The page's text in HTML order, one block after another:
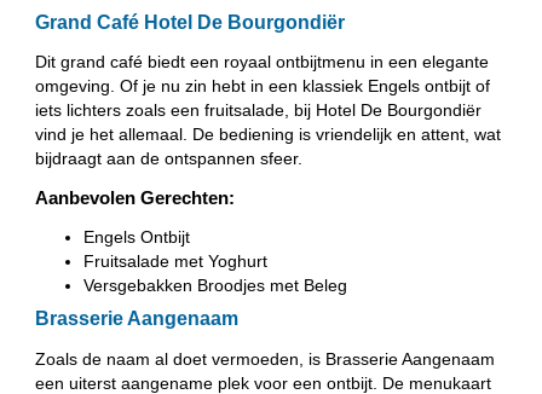
Grand Café Hotel De Bourgondiër
Dit grand café biedt een royaal ontbijtmenu in een elegante
omgeving. Of je nu zin hebt in een klassiek Engels ontbijt of
iets lichters zoals een fruitsalade, bij Hotel De Bourgondiër
vind je het allemaal. De bediening is vriendelijk en attent, wat
bijdraagt aan de ontspannen sfeer.
Aanbevolen Gerechten:
Engels Ontbijt
Fruitsalade met Yoghurt
Versgebakken Broodjes met Beleg
Brasserie Aangenaam
Zoals de naam al doet vermoeden, is Brasserie Aangenaam
een uiterst aangename plek voor een ontbijt. De menukaart